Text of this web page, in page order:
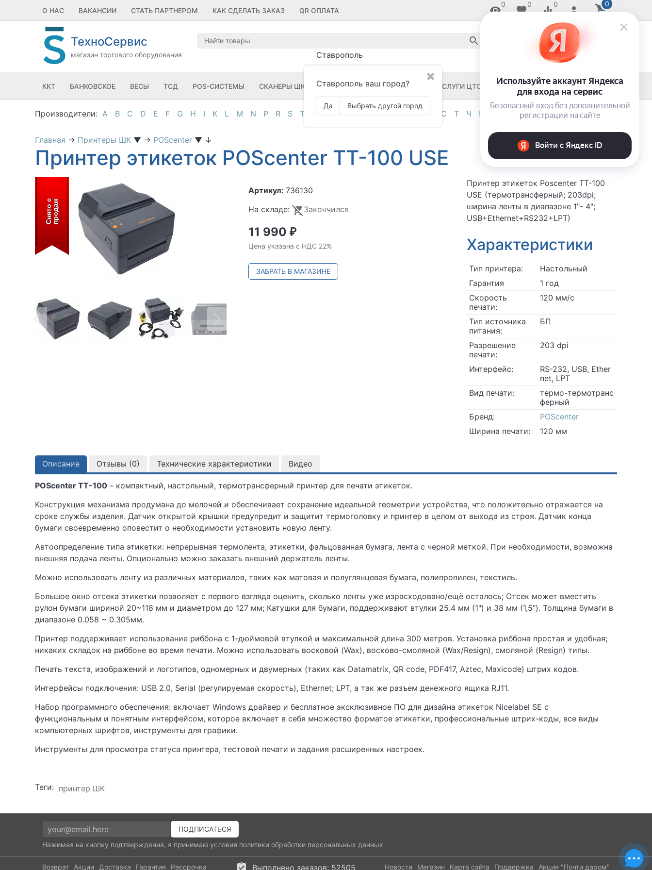
О НАС ВАКАНСИИ СТАТЬ ПАРТНЕРОМ КАК СДЕЛАТЬ ЗАКАЗ QR ОПЛАТА
0 0 0 0
ТехноСервис
магазин торгового оборудования Ставрополь
✖
Ставрополь ваш город?
Да Выбрать другой город
8 800 2018-054
звонок по России бесплатный
8 (8652) 55-11-33
ЗАКАЖИ И ЗАБЕРИ СЕГОДНЯ!
ККТ БАНКОВСКОЕ ВЕСЫ ТСД POS-СИСТЕМЫ СКАНЕРЫ ШК ПРИНТЕРЫ ШК ПО УСЛУГИ ЦТО ЧЕКОВЫЕ ПРИНТЕРЫ
A B C D E F G H I K L M N P R S T Z С Т Ч Ш 0-9
Главная → Принтеры ШК ▼ → POScenter ▼ ↓
Принтер этикеток POScenter TT-100 USE
С
н
я
т
о
с
п
р
о
д
аж
Артикул: 736130
На складе:
Закончился
11 990 ₽
Цена указана с НДС 22%
ЗАБРАТЬ В МАГАЗИНЕ
Принтер этикеток Poscenter TT-100
USE (термотрансферный; 203dpi;
ширина ленты в диапазоне 1"- 4";
USB+Ethernet+RS232+LPT)
Характеристики
Тип принтера:
Настольный
Гарантия
1 год
Скорость
печати:
120 мм/с
Тип источника
питания:
БП
Разрешение
печати:
203 dpi
Интерфейс:
RS-232, USB, Ether
net, LPT
Вид печати:
термо-термотранс
ферный
Бренд:
POScenter
Ширина печати:
120 мм
Описание Отзывы (0) Технические характеристики Видео
POScenter TT-100 – компактный, настольный, термотрансферный принтер для печати этикеток.
Конструкция механизма продумана до мелочей и обеспечивает сохранение идеальной геометрии устройства, что положительно отражается на
сроке службы изделия. Датчик открытой крышки предупредит и защитит термоголовку и принтер в целом от выхода из строя. Датчик конца
бумаги своевременно оповестит о необходимости установить новую ленту.
Автоопределение типа этикетки: непрерывная термолента, этикетки, фальцованная бумага, лента с черной меткой. При необходимости, возможна
внешняя подача ленты. Опционально можно заказать внешний держатель ленты.
Можно использовать ленту из различных материалов, таких как матовая и полуглянцевая бумага, полипропилен, текстиль.
Большое окно отсека этикетки позволяет с первого взгляда оценить, сколько ленты уже израсходовано/ещё осталось; Отсек может вместить
рулон бумаги шириной 20~118 мм и диаметром до 127 мм; Катушки для бумаги, поддерживают втулки 25.4 мм (1") и 38 мм (1,5"). Толщина бумаги в
диапазоне 0.058 ~ 0.305мм.
Принтер поддерживает использование риббона с 1-дюймовой втулкой и максимальной длина 300 метров. Установка риббона простая и удобная;
никаких складок на риббоне во время печати. Можно использовать восковой (Wax), восково-смоляной (Wax/Resign), смоляной (Resign) типы.
Печать текста, изображений и логотипов, одномерных и двумерных (таких как Datamatrix, QR code, PDF417, Aztec, Maxicode) штрих кодов.
Интерфейсы подключения: USB 2.0, Serial (регулируемая скорость), Ethernet; LPT, а так же разъем денежного ящика RJ11.
Набор программного обеспечения: включает Windows драйвер и бесплатное эксклюзивное ПО для дизайна этикеток Nicelabel SE с
функциональным и понятным интерфейсом, которое включает в себя множество форматов этикетки, профессиональные штрих-коды, все виды
компьютерных шрифтов, инструменты для графики.
Инструменты для просмотра статуса принтера, тестовой печати и задания расширенных настроек.
Теги: принтер ШК
Нажимая на кнопку подтверждения, я принимаю условия политики обработки персональных данных
Возврат Акции Доставка Гарантия Рассрочка Выполнено заказов: 52505 Новости Магазин Карта сайта Поддержка Акция "Почти даром"